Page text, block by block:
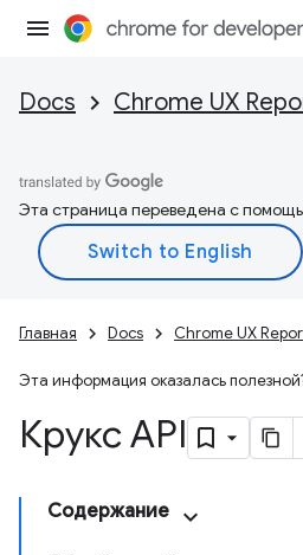
Docs Chrome UX
Эта страница переведена с
Главная Docs Chrome UX
Эта информация оказалась
Крукс API
Содержание